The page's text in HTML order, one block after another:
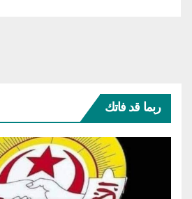
ربما قد فاتك